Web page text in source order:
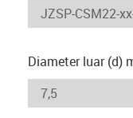
Diameter luar (d)